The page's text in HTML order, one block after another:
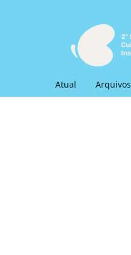
Atual Arquivos